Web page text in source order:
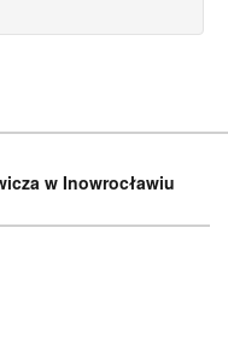
w Inowrocławiu